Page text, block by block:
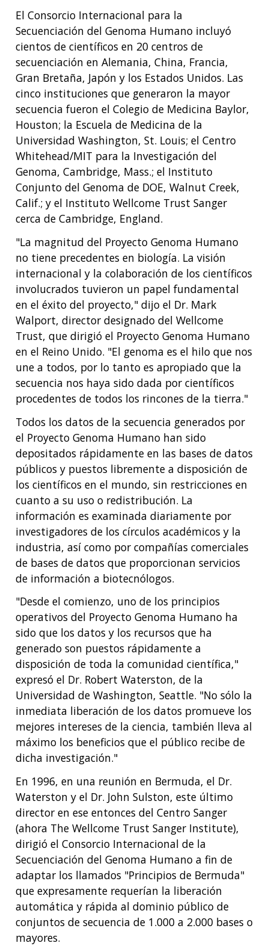
El Consorcio Internacional para la
Secuenciación del Genoma Humano incluyó
cientos de científicos en 20 centros de
secuenciación en Alemania, China, Francia,
Gran Bretaña, Japón y los Estados Unidos. Las
cinco instituciones que generaron la mayor
secuencia fueron el Colegio de Medicina Baylor,
Houston; la Escuela de Medicina de la
Universidad Washington, St. Louis; el Centro
Whitehead/MIT para la Investigación del
Genoma, Cambridge, Mass.; el Instituto
Conjunto del Genoma de DOE, Walnut Creek,
Calif.; y el Instituto Wellcome Trust Sanger
cerca de Cambridge, England.
"La magnitud del Proyecto Genoma Humano
no tiene precedentes en biología. La visión
internacional y la colaboración de los científicos
involucrados tuvieron un papel fundamental
en el éxito del proyecto," dijo el Dr. Mark
Walport, director designado del Wellcome
Trust, que dirigió el Proyecto Genoma Humano
en el Reino Unido. "El genoma es el hilo que nos
une a todos, por lo tanto es apropiado que la
secuencia nos haya sido dada por científicos
procedentes de todos los rincones de la tierra."
Todos los datos de la secuencia generados por
el Proyecto Genoma Humano han sido
depositados rápidamente en las bases de datos
públicos y puestos libremente a disposición de
los científicos en el mundo, sin restricciones en
cuanto a su uso o redistribución. La
información es examinada diariamente por
investigadores de los círculos académicos y la
industria, así como por compañías comerciales
de bases de datos que proporcionan servicios
de información a biotecnólogos.
"Desde el comienzo, uno de los principios
operativos del Proyecto Genoma Humano ha
sido que los datos y los recursos que ha
generado son puestos rápidamente a
disposición de toda la comunidad científica,"
expresó el Dr. Robert Waterston, de la
Universidad de Washington, Seattle. "No sólo la
inmediata liberación de los datos promueve los
mejores intereses de la ciencia, también lleva al
máximo los beneficios que el público recibe de
dicha investigación."
En 1996, en una reunión en Bermuda, el Dr.
Waterston y el Dr. John Sulston, este último
director en ese entonces del Centro Sanger
(ahora The Wellcome Trust Sanger Institute),
dirigió el Consorcio Internacional de la
Secuenciación del Genoma Humano a fin de
adaptar los llamados "Principios de Bermuda"
que expresamente requerían la liberación
automática y rápida al dominio público de
conjuntos de secuencia de 1.000 a 2.000 bases o
mayores.